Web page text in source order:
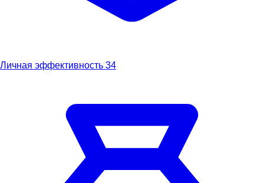
Личная эффективность 34